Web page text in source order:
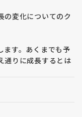
変化についてのク
ます。あくまでも予
通りに成長するとは